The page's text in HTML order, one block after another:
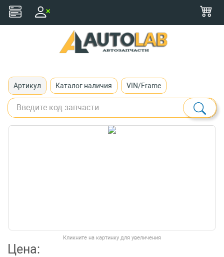
Артикул Каталог наличия VIN/Frame
Кликните на картинку для увеличения
Цена: